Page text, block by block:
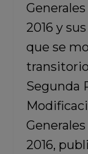
2016 y
que se
Segunda
2016,